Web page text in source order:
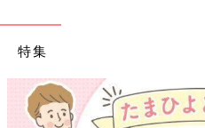
特集